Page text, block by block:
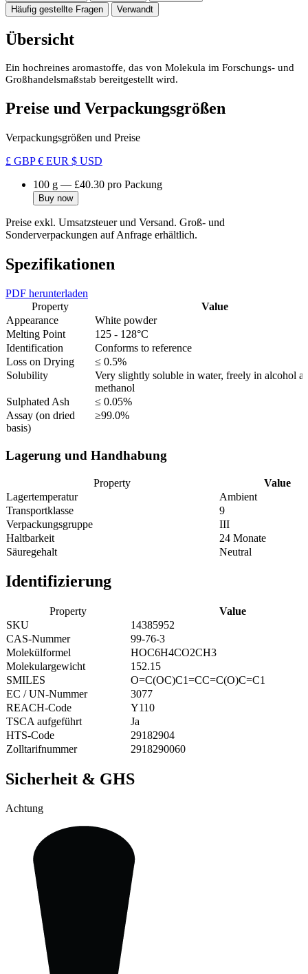
Häufig gestellte Fragen Verwandt
Übersicht
Ein hochreines aromastoffe, das von Molekula im Forschungs- und
Großhandelsmaßstab bereitgestellt wird.
Preise und Verpackungsgrößen
Verpackungsgrößen und Preise
£ GBP€ EUR $ USD
100 g — £40.30 pro Packung
Buy now
Preise exkl. Umsatzsteuer und Versand. Groß- und
Sonderverpackungen auf Anfrage erhältlich.
Spezifikationen
PDF herunterladen
Property
Value
Appearance
White powder
Melting Point
125 - 128°C
Identification
Conforms to reference
Loss on Drying
≤ 0.5%
Solubility
Very slightly soluble in water, freely in alcohol
methanol
Sulphated Ash
≤ 0.05%
Assay (on dried
basis)
≥99.0%
Lagerung und Handhabung
Property
Value
Lagertemperatur
Ambient
Transportklasse
9
Verpackungsgruppe
III
Haltbarkeit
24 Monate
Säuregehalt
Neutral
Identifizierung
Property
Value
SKU
14385952
CAS-Nummer
99-76-3
Molekülformel
HOC6H4CO2CH3
Molekulargewicht
152.15
SMILES
O=C(OC)C1=CC=C(O)C=C1
EC / UN-Nummer
3077
REACH-Code
Y110
TSCA aufgeführt
Ja
HTS-Code
29182904
Zolltarifnummer
2918290060
Sicherheit & GHS
Achtung